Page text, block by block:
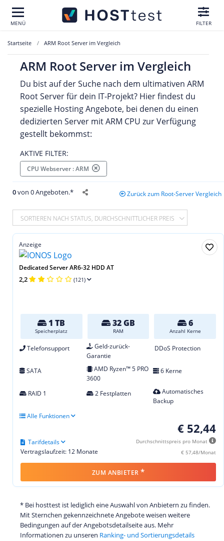
MENÜ FILTER
Startseite ARM Root Server im Vergleich
ARM Root Server im Vergleich
Du bist auf der Suche nach dem ultimativen ARM
Root Server für dein IT-Projekt? Hier findest du
spezielle Hosting Angebote, bei denen du einen
dedizierten Server mit ARM CPU zur Verfügung
gestellt bekommst:
AKTIVE FILTER:
CPU Webserver : ARM
0von 0 Angeboten.* Zurück zum Root-Server Vergleich
SORTIEREN NACH STATUS, DURCHSCHNITTLICHER PREIS
Anzeige
Dedicated Server AR6-32 HDD AT
2,2 (121)
1 TB
Speicherplatz
32 GB
RAM
6
Anzahl Kerne
Telefonsupport
Geld-zurück-
Garantie
DDoS Protection
SATA
AMD Ryzen™ 5 PRO
3600
6 Kerne
RAID 1 2 Festplatten
Automatisches
Backup
Alle Funktionen
€ 52,44
Durchschnittspreis pro Monat
€ 57,48/Monat
Vertragslaufzeit: 12 Monate
Tarifdetails
ZUM ANBIETER *
* Bei hosttest ist lediglich eine Auswahl von Anbietern zu finden.
Mit Sternchen gekennzeichnete Angebote weisen weitere
Bedingungen auf der Angebotsdetailseite aus. Mehr
Informationen zu unseren Ranking- und Sortierungsdetails